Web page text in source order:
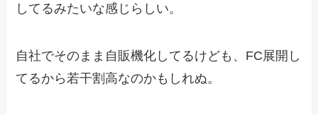
してるみたいな感じらしい。
自社でそのまま自販機化してるけども、FC展開し
てるから若干割高なのかもしれぬ。